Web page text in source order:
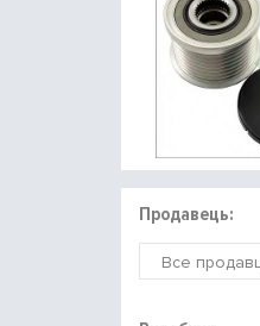
Продавець: